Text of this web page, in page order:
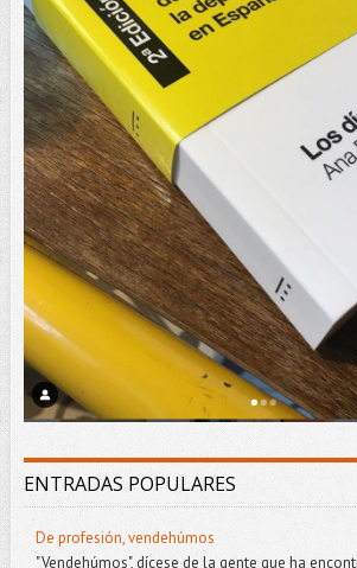
ENTRADAS POPULARES
De profesión, vendehúmos
"Vendehúmos", dícese de la gente que ha